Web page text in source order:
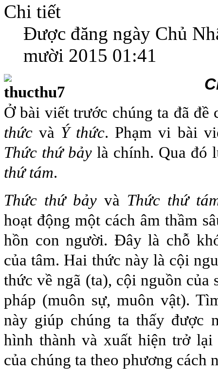
Chi tiết
Được đăng ngày Chủ
mười 2015 01:41
Ở bài viết trước chúng ta đã đề
thức và Ý thức. Phạm vi bài
Thức thứ bảylà chính. Qua đó
thứ tám.
Thức thứ bảyvà Thức thứ
hoạt động một cách âm thầm
hồn con người. Đây là chỗ
của tâm. Hai thức này là cội
thức về ngã (ta), cội nguồn của
pháp (muôn sự, muôn vật).
này giúp chúng ta thấy được
hình thành và xuất hiện trở lại
của chúng ta theo phương cách